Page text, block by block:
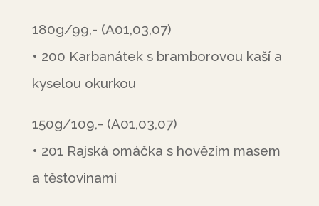
180g/99,- (A01,03,07)
• 200 Karbanátek s bramborovou kaší a
kyselou okurkou
150g/109,- (A01,03,07)
• 201 Rajská omáčka s hovězím masem
a těstovinami